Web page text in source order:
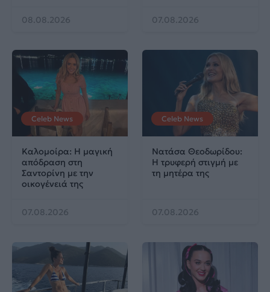
08.08.2026 07.08.2026
Celeb News
Καλομοίρα: Η μαγική
απόδραση στη
Σαντορίνη με την
οικογένειά της
07.08.2026
Celeb News
Νατάσα Θεοδωρίδου:
Η τρυφερή στιγμή με
τη μητέρα της
07.08.2026